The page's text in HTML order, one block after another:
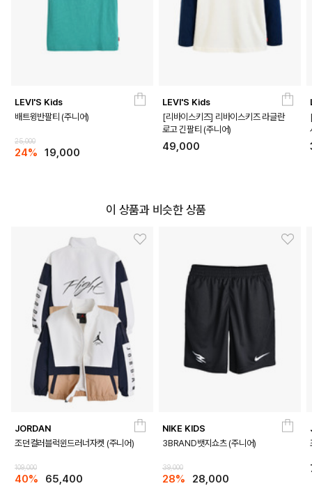
LEVI'S Kids
배트윙반팔티 (주니어)
25,000
24% 19,000
LEVI'S Kids
[리바이스키즈] 리바이스키즈 라글란
로고 긴팔티 (주니어)
49,000
이 상품과 비슷한 상품
JORDAN
조던컬러블럭윈드러너자켓 (주니어)
109,000
40% 65,400
NIKE KIDS
3BRAND뱃지쇼츠 (주니어)
39,000
28% 28,000